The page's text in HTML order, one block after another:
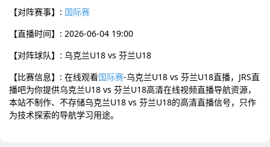
【对阵赛事】: 国际赛
【直播时间】: 2026-06-04 19:00
【对阵球队】: 乌克兰U18 vs 芬兰U18
【比赛信息】: 在线观看国际赛-乌克兰U18 vs 芬兰U18直播，JRS直
播吧为你提供乌克兰U18 vs 芬兰U18高清在线视频直播导航资源，
本站不制作、不存储乌克兰U18 vs 芬兰U18的高清直播信号，只作
为技术探索的导航学习用途。